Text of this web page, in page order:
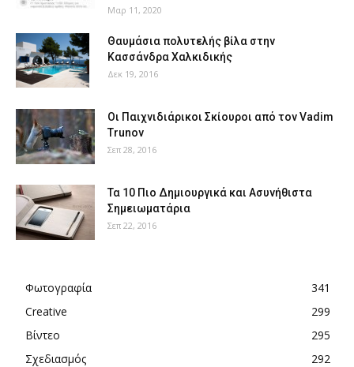
Μαρ 11, 2020
Θαυμάσια πολυτελής βίλα στην
Κασσάνδρα Χαλκιδικής
Δεκ 19, 2016
Οι Παιχνιδιάρικοι Σκίουροι από τον Vadim
Trunov
Σεπ 28, 2016
Τα 10 Πιο Δημιουργικά και Ασυνήθιστα
Σημειωματάρια
Σεπ 22, 2016
Φωτογραφία
341
Creative
299
Βίντεο
295
Σχεδιασμός
292